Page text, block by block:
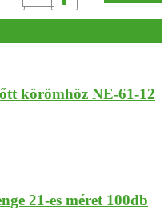
körömhöz NE-61-12
21-es méret 100db